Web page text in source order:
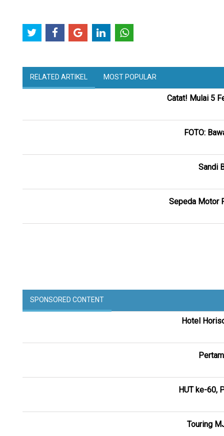
RELATED ARTIKEL MOST POPULAR
Catat! Mulai 5
FOTO:
Sandi
Sepeda Motor
SPONSORED CONTENT
Hotel
HUT ke-60,
Touring